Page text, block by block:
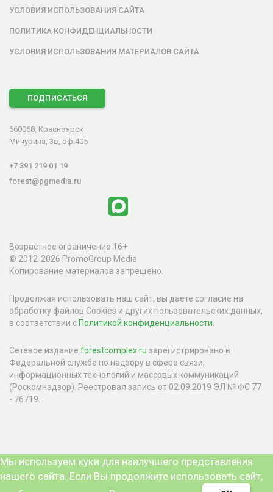
УСЛОВИЯ ИСПОЛЬЗОВАНИЯ САЙТА
ПОЛИТИКА КОНФИДЕНЦИАЛЬНОСТИ
УСЛОВИЯ ИСПОЛЬЗОВАНИЯ МАТЕРИАЛОВ САЙТА
ПОДПИСАТЬСЯ
660068, Красноярск
Мичурина, 3в, оф.405
+7 391 219 01 19
forest@pgmedia.ru
Возрастное ограничение 16+
© 2012-2026 PromoGroup Media
Копирование материалов запрещено.
Продолжая использовать наш сайт, вы даете согласие на
обработку файлов Cookies и других пользовательских данных,
в соответствии с Политикой конфиденциальности.
Сетевое издание forestcomplex.ru зарегистрировано в
Федеральной службе по надзору в сфере связи,
информационных технологий и массовых коммуникаций
(Роскомнадзор). Реестровая запись от 02.09.2019 ЭЛ № ФС 77
- 76719.
Мы используем куки для наилучшего представления
нашего сайта. Если Вы продолжите использовать сайт,